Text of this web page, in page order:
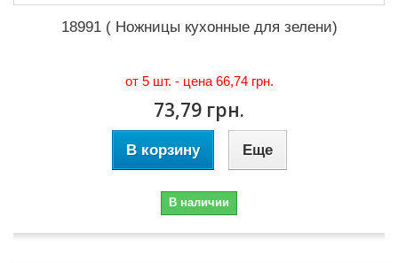
18991 ( Ножницы кухонные для зелени)
от 5 шт. - цена 66,74 грн.
73,79 грн.
В корзину Еще
В наличии